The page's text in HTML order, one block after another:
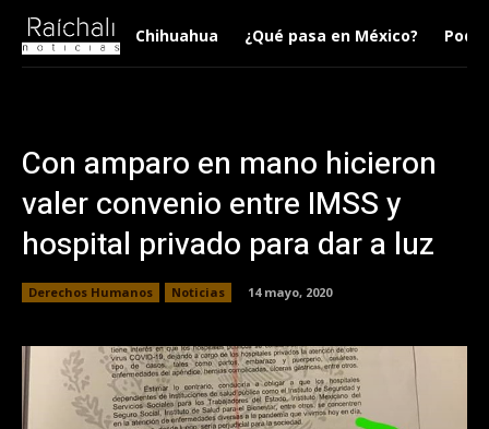
Chihuahua ¿Qué pasa en México?
Con amparo en mano hicieron
valer convenio entre IMSS y
hospital privado para dar a luz
Derechos Humanos Noticias 14 mayo, 2020